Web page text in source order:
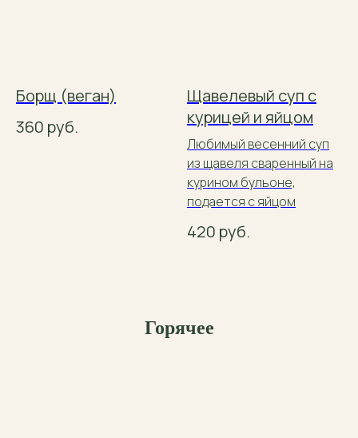
Борщ (веган)
360 руб.
Щавелевый суп с
курицей и яйцом
Любимый весенний суп
из щавеля сваренный на
курином бульоне,
подается с яйцом
420 руб.
Горячее